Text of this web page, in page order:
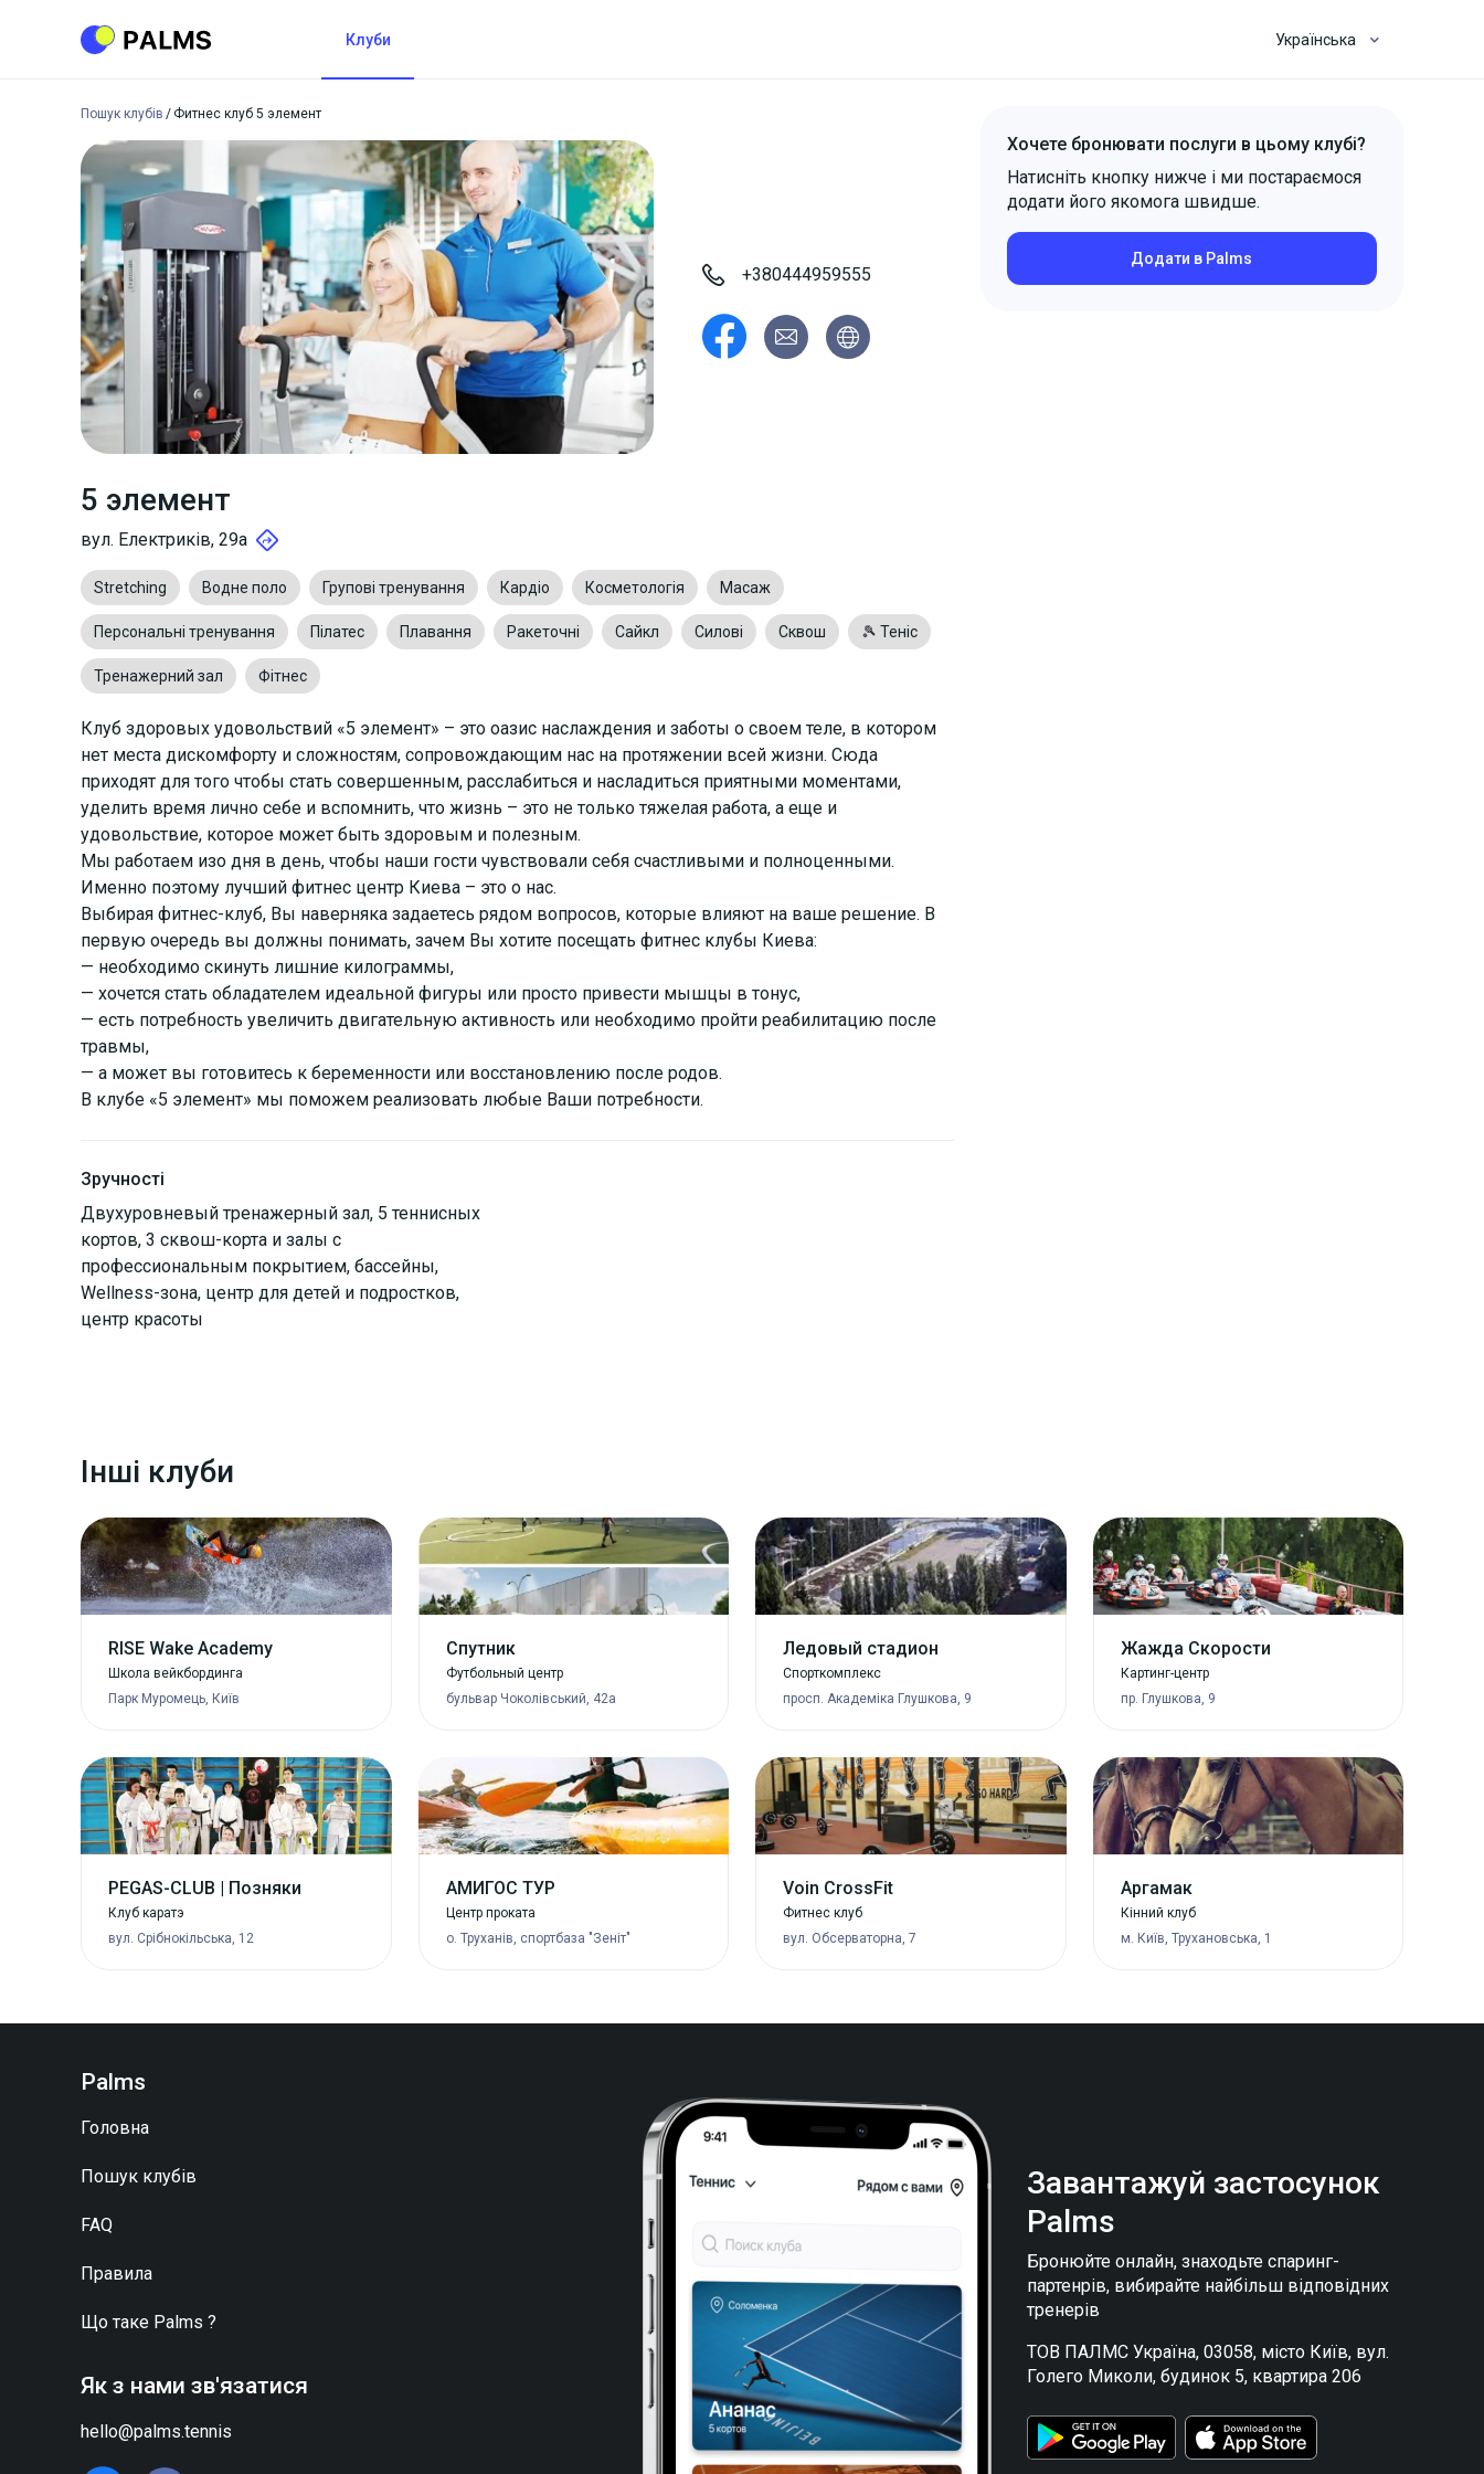
Клуби Українська
Пошук клубів Фитнес клуб 5 элемент
5 элемент
вул. Електриків, 29a
Stretching Водне поло Групові тренування Кардіо Косметологія Масаж
Персональні тренування Пілатес Плавання Ракеточні Сайкл Силові Сквош 🎾 Теніс
Тренажерний зал Фітнес
Клуб здоровых удовольствий «5 элемент» – это оазис наслаждения и заботы о своем теле, в котором
нет места дискомфорту и сложностям, сопровождающим нас на протяжении всей жизни. Сюда
приходят для того чтобы стать совершенным, расслабиться и насладиться приятными моментами,
уделить время лично себе и вспомнить, что жизнь – это не только тяжелая работа, а еще и
удовольствие, которое может быть здоровым и полезным.
Мы работаем изо дня в день, чтобы наши гости чувствовали себя счастливыми и полноценными.
Именно поэтому лучший фитнес центр Киева – это о нас.
Выбирая фитнес-клуб, Вы наверняка задаетесь рядом вопросов, которые влияют на ваше решение. В
первую очередь вы должны понимать, зачем Вы хотите посещать фитнес клубы Киева:
— необходимо скинуть лишние килограммы,
— хочется стать обладателем идеальной фигуры или просто привести мышцы в тонус,
— есть потребность увеличить двигательную активность или необходимо пройти реабилитацию после
травмы,
— а может вы готовитесь к беременности или восстановлению после родов.
В клубе «5 элемент» мы поможем реализовать любые Ваши потребности.
Зручності
Двухуровневый тренажерный зал, 5 теннисных
кортов, 3 сквош-корта и залы с
профессиональным покрытием, бассейны,
Wellness-зона, центр для детей и подростков,
центр красоты
+380444959555
Хочете бронювати послуги в цьому клубі?
Натисніть кнопку нижче і ми постараємося
додати його якомога швидше.
Додати в Palms
Інші клуби
RISE Wake Academy
Школа вейкбординга
Парк Муромець, Київ
Спутник
Футбольный центр
бульвар Чоколівський, 42а
Ледовый стадион
Спорткомплекс
просп. Академіка Глушкова, 9
Жажда Скорости
Картинг-центр
пр. Глушкова, 9
PEGAS-CLUB | Позняки
Клуб каратэ
вул. Срібнокільська, 12
АМИГОС ТУР
Центр проката
о. Труханів, спортбаза "Зеніт"
Voin CrossFit
Фитнес клуб
вул. Обсерваторна, 7
Аргамак
Кінний клуб
м. Київ, Трухановська, 1
Palms
Головна
Пошук клубів
FAQ
Правила
Що таке Palms ?
Як з нами зв'язатися
hello@palms.tennis
Завантажуй застосунок
Palms
Бронюйте онлайн, знаходьте спаринг-
партенрів, вибирайте найбільш відповідних
тренерів
ТОВ ПАЛМС Україна, 03058, місто Київ, вул.
Голего Миколи, будинок 5, квартира 206